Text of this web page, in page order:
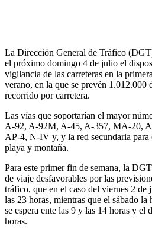
La Dirección General de Tráfico
el próximo domingo 4 de julio el
vigilancia de las carreteras en la
verano, en la que se prevén 1.012.000
recorrido por carretera.
Las vías que soportarían el mayor
A-92, A-92M, A-45, A-357, MA-20,
AP-4, N-IV y, y la red secundaria para
playa y montaña.
Para este primer fin de semana, la
de viaje desfavorables por las
tráfico, que en el caso del viernes 2 de
las 23 horas, mientras que el sábado
se espera ente las 9 y las 14 horas y el
horas.